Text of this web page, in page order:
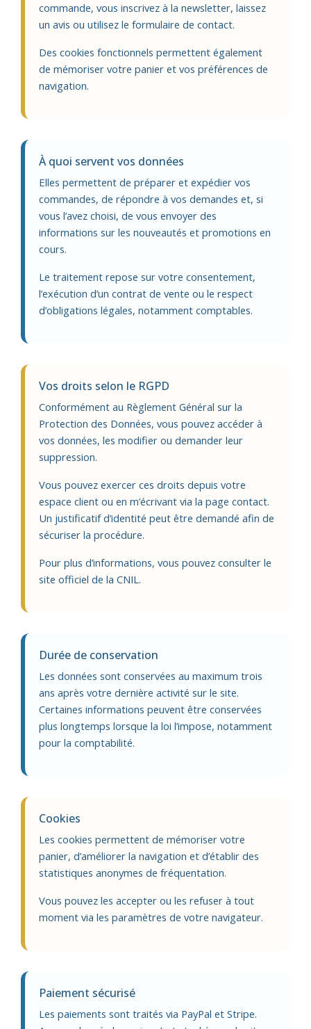
commande, vous inscrivez à la newsletter, laissez
un avis ou utilisez le formulaire de contact.
Des cookies fonctionnels permettent également
de mémoriser votre panier et vos préférences de
navigation.
À quoi servent vos données
Elles permettent de préparer et expédier vos
commandes, de répondre à vos demandes et, si
vous l’avez choisi, de vous envoyer des
informations sur les nouveautés et promotions en
cours.
Le traitement repose sur votre consentement,
l’exécution d’un contrat de vente ou le respect
d’obligations légales, notamment comptables.
Vos droits selon le RGPD
Conformément au Règlement Général sur la
Protection des Données, vous pouvez accéder à
vos données, les modifier ou demander leur
suppression.
Vous pouvez exercer ces droits depuis votre
espace client ou en m’écrivant via la page contact.
Un justificatif d’identité peut être demandé afin de
sécuriser la procédure.
Pour plus d’informations, vous pouvez consulter le
site officiel de la CNIL.
Durée de conservation
Les données sont conservées au maximum trois
ans après votre dernière activité sur le site.
Certaines informations peuvent être conservées
plus longtemps lorsque la loi l’impose, notamment
pour la comptabilité.
Cookies
Les cookies permettent de mémoriser votre
panier, d’améliorer la navigation et d’établir des
statistiques anonymes de fréquentation.
Vous pouvez les accepter ou les refuser à tout
moment via les paramètres de votre navigateur.
Paiement sécurisé
Les paiements sont traités via PayPal et Stripe.